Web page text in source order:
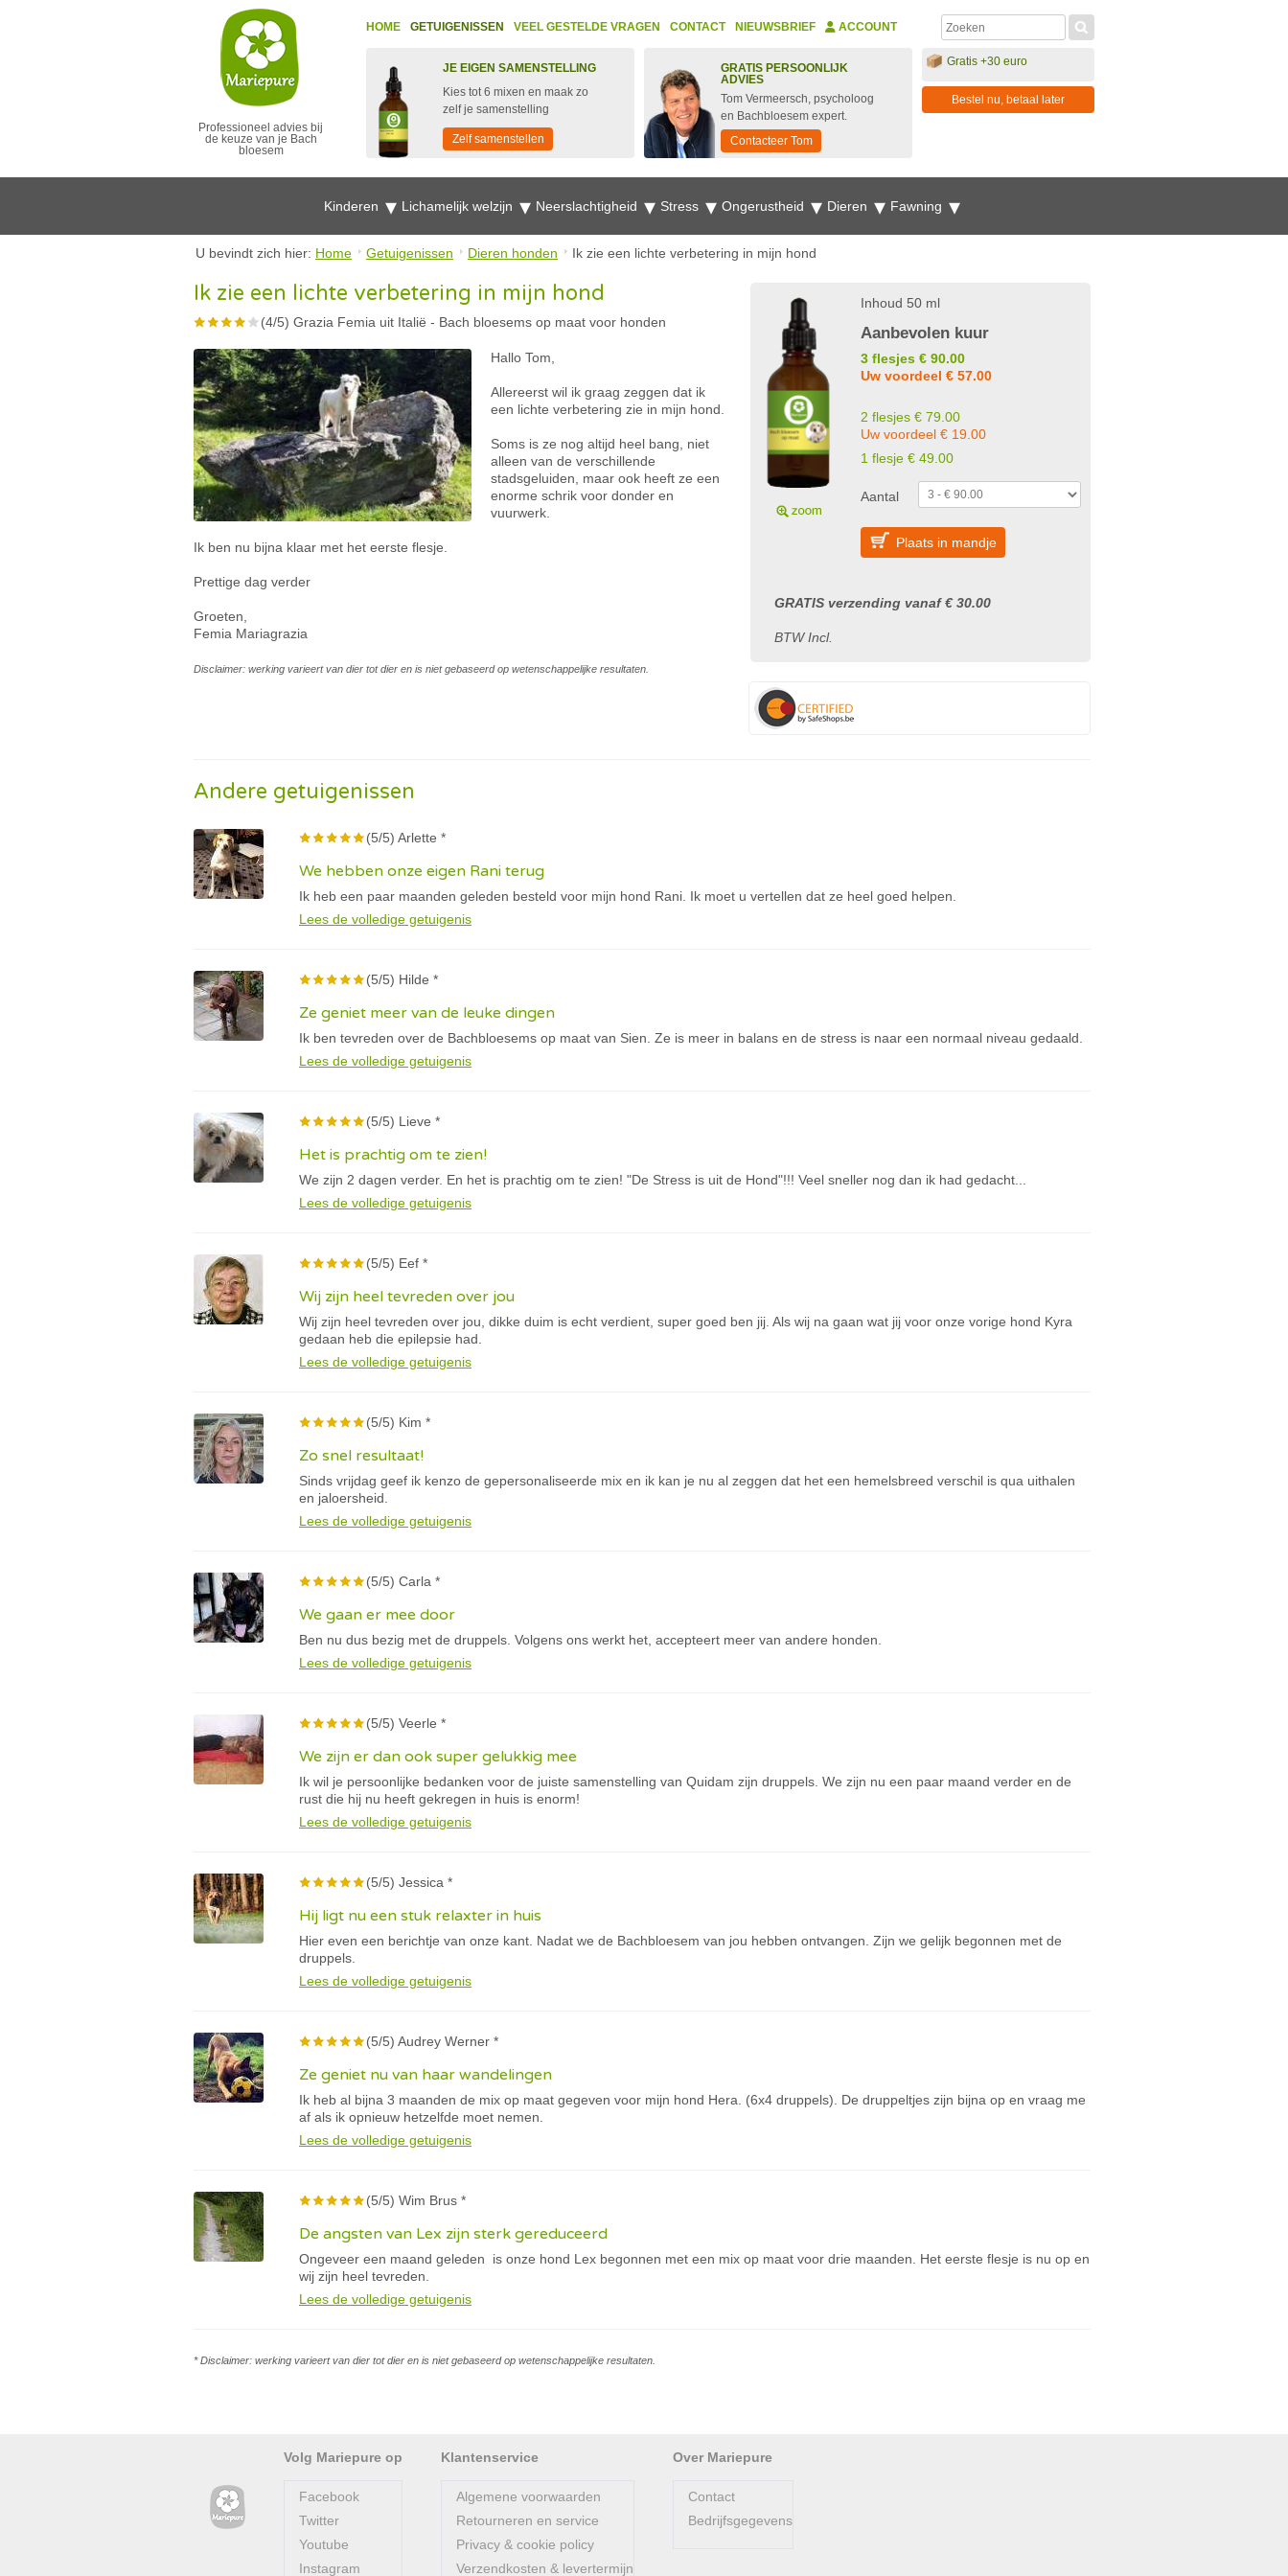
Professioneel advies bij
de keuze van je Bach
bloesem
HOME GETUIGENISSEN VEEL GESTELDE VRAGEN CONTACT NIEUWSBRIEF ACCOUNT
JE EIGEN SAMENSTELLING
Kies tot 6 mixen en maak zo
zelf je samenstelling
Zelf samenstellen
GRATIS PERSOONLIJK
ADVIES
Tom Vermeersch, psycholoog
en Bachbloesem expert.
Contacteer Tom
Gratis +30 euro
Bestel nu, betaal later
Kinderen Lichamelijk welzijn Neerslachtigheid Stress Ongerustheid Dieren Fawning
U bevindt zich hier: Home Getuigenissen Dieren honden Ik zie een lichte verbetering in mijn hond
Ik zie een lichte verbetering in mijn hond
(4/5) Grazia Femia uit Italië - Bach bloesems op maat voor honden
Hallo Tom,
Allereerst wil ik graag zeggen dat ik
een lichte verbetering zie in mijn hond.
Soms is ze nog altijd heel bang, niet
alleen van de verschillende
stadsgeluiden, maar ook heeft ze een
enorme schrik voor donder en
vuurwerk.
Ik ben nu bijna klaar met het eerste flesje.
Prettige dag verder
Groeten,
Femia Mariagrazia
Disclaimer: werking varieert van dier tot dier en is niet gebaseerd op wetenschappelijke resultaten.
Inhoud 50 ml
Aanbevolen kuur
3 flesjes € 90.00
Uw voordeel € 57.00
2 flesjes € 79.00
Uw voordeel € 19.00
1 flesje € 49.00
Aantal
Plaats in mandje
GRATIS verzending vanaf € 30.00
BTW Incl.
Andere getuigenissen
(5/5) Arlette *
We hebben onze eigen Rani terug
Ik heb een paar maanden geleden besteld voor mijn hond Rani. Ik moet u vertellen dat ze heel goed helpen.
Lees de volledige getuigenis
(5/5) Hilde *
Ze geniet meer van de leuke dingen
Ik ben tevreden over de Bachbloesems op maat van Sien. Ze is meer in balans en de stress is naar een normaal niveau gedaald.
Lees de volledige getuigenis
(5/5) Lieve *
Het is prachtig om te zien!
We zijn 2 dagen verder. En het is prachtig om te zien! "De Stress is uit de Hond"!!! Veel sneller nog dan ik had gedacht...
Lees de volledige getuigenis
(5/5) Eef *
Wij zijn heel tevreden over jou
Wij zijn heel tevreden over jou, dikke duim is echt verdient, super goed ben jij. Als wij na gaan wat jij voor onze vorige hond Kyra
gedaan heb die epilepsie had.
Lees de volledige getuigenis
(5/5) Kim *
Zo snel resultaat!
Sinds vrijdag geef ik kenzo de gepersonaliseerde mix en ik kan je nu al zeggen dat het een hemelsbreed verschil is qua uithalen
en jaloersheid.
Lees de volledige getuigenis
(5/5) Carla *
We gaan er mee door
Ben nu dus bezig met de druppels. Volgens ons werkt het, accepteert meer van andere honden.
Lees de volledige getuigenis
(5/5) Veerle *
We zijn er dan ook super gelukkig mee
Ik wil je persoonlijke bedanken voor de juiste samenstelling van Quidam zijn druppels. We zijn nu een paar maand verder en de
rust die hij nu heeft gekregen in huis is enorm!
Lees de volledige getuigenis
(5/5) Jessica *
Hij ligt nu een stuk relaxter in huis
Hier even een berichtje van onze kant. Nadat we de Bachbloesem van jou hebben ontvangen. Zijn we gelijk begonnen met de
druppels.
Lees de volledige getuigenis
(5/5) Audrey Werner *
Ze geniet nu van haar wandelingen
Ik heb al bijna 3 maanden de mix op maat gegeven voor mijn hond Hera. (6x4 druppels). De druppeltjes zijn bijna op en vraag me
af als ik opnieuw hetzelfde moet nemen.
Lees de volledige getuigenis
(5/5) Wim Brus *
De angsten van Lex zijn sterk gereduceerd
Ongeveer een maand geleden is onze hond Lex begonnen met een mix op maat voor drie maanden. Het eerste flesje is nu op en
wij zijn heel tevreden.
Lees de volledige getuigenis
* Disclaimer: werking varieert van dier tot dier en is niet gebaseerd op wetenschappelijke resultaten.
Volg Mariepure op
Facebook
Twitter
Youtube
Instagram
Klantenservice
Algemene voorwaarden
Retourneren en service
Privacy & cookie policy
Verzendkosten & levertermijn
Over Mariepure
Contact
Bedrijfsgegevens